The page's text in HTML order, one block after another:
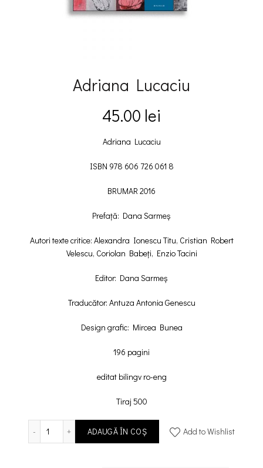
Adriana Lucaciu
45.00 lei
Adriana Lucaciu
ISBN 978 606 726 061 8
BRUMAR 2016
Prefață: Dana Sarmeș
Autori texte critice: Alexandra Ionescu Titu, Cristian Robert
Velescu, Coriolan Babeți, Enzio Tacini
Editor: Dana Sarmeș
Traducător: Antuza Antonia Genescu
Design grafic: Mircea Bunea
196 pagini
editat bilingv ro-eng
Tiraj 500
Cantitate Adriana Lucaciu
ADAUGĂ ÎN COȘ Add to Wishlist